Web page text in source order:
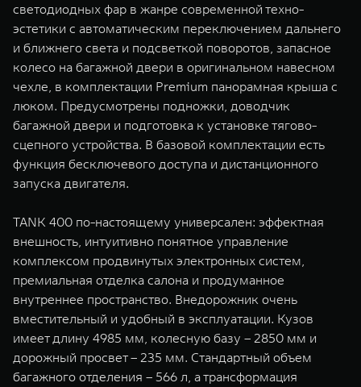
светодиодных фар в жанре современной техно-
эстетики с автоматическим переключением дальнего
и ближнего света и подсветкой поворотов, запасное
колесо на багажной двери в оригинальном навесном
чехле, в комплектации Premium панорамная крыша с
люком. Предусмотрены подножки, доводчик
багажной двери и подготовка к установке тягово-
сцепного устройства. В базовой комплектации есть
функция бесключевого доступа и дистанционного
запуска двигателя.
TANK 400 по-настоящему универсален: эффектная
внешность, интуитивно понятное управление
комплексом продвинутых электронных систем,
премиальная отделка салона и продуманное
внутреннее пространство. Внедорожник очень
вместительный и удобный в эксплуатации. Кузов
имеет длину 4985 мм, колесную базу – 2850 мм и
дорожный просвет – 235 мм. Стандартный объем
багажного отделения – 566 л, а трансформация